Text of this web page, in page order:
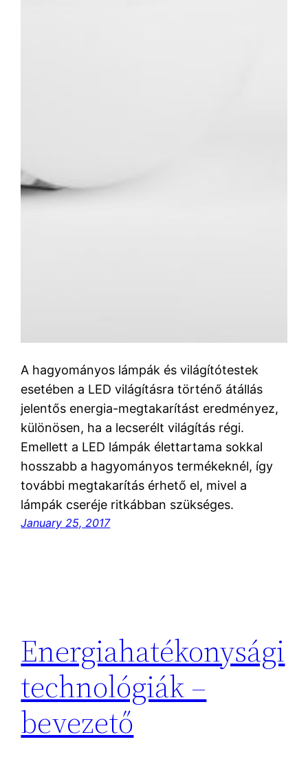
A hagyományos lámpák és világítótestek
esetében a LED világításra történő átállás
jelentős energia-megtakarítást eredményez,
különösen, ha a lecserélt világítás régi.
Emellett a LED lámpák élettartama sokkal
hosszabb a hagyományos termékeknél, így
további megtakarítás érhető el, mivel a
lámpák cseréje ritkábban szükséges.
January 25, 2017
Energiahatékonysági
technológiák –
bevezető